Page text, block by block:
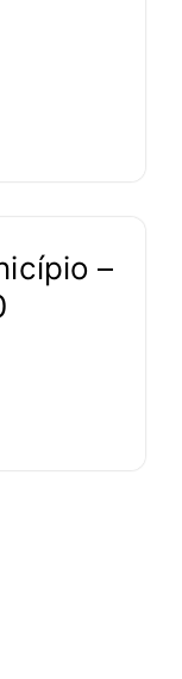
–